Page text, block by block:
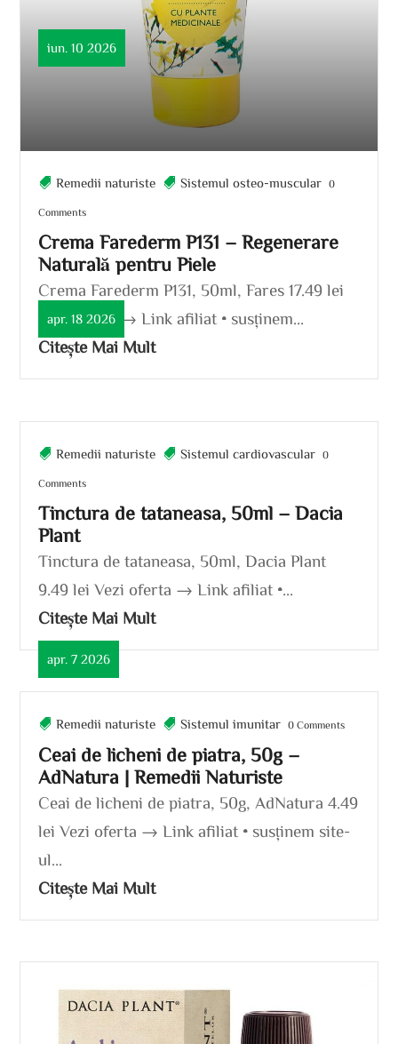
Crema Farederm P131 – Regenerare
Naturală pentru Piele
iun. 10 2026
Remedii naturiste Sistemul osteo-muscular 0
Comments
Crema Farederm P131, 50ml, Fares 17.49 lei
Vezi oferta → Link afiliat • susținem...
Citește Mai Mult
Tinctura de tataneasa, 50ml – Dacia
Plant
apr. 18 2026
Remedii naturiste Sistemul cardiovascular 0
Comments
Tinctura de tataneasa, 50ml, Dacia Plant
9.49 lei Vezi oferta → Link afiliat •...
Citește Mai Mult
Ceai de licheni de piatra, 50g –
AdNatura | Remedii Naturiste
apr. 7 2026
Remedii naturiste Sistemul imunitar 0 Comments
Ceai de licheni de piatra, 50g, AdNatura 4.49
lei Vezi oferta → Link afiliat • susținem site-
ul...
Citește Mai Mult